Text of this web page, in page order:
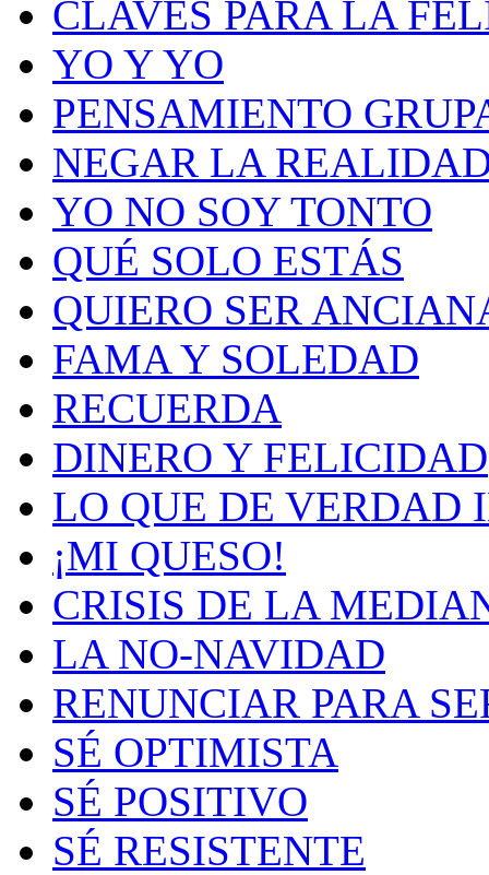
CLAVES PARA LA
YO Y YO
PENSAMIENTO
NEGAR LA
YO NO SOY TONTO
QUÉ SOLO ESTÁS
QUIERO SER
FAMA Y SOLEDAD
RECUERDA
DINERO Y FELICIDAD
LO QUE DE VERDAD
¡MI QUESO!
CRISIS DE LA
LA NO-NAVIDAD
RENUNCIAR PARA
SÉ OPTIMISTA
SÉ POSITIVO
SÉ RESISTENTE